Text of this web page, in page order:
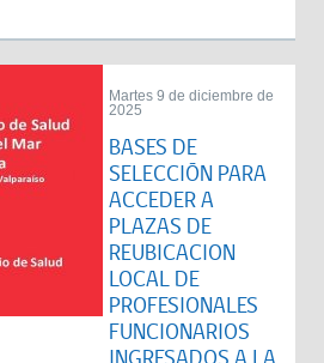
Martes 9 de diciembre de
2025
BASES DE
SELECCIÓN PARA
ACCEDER A
PLAZAS DE
REUBICACION
LOCAL DE
PROFESIONALES
FUNCIONARIOS